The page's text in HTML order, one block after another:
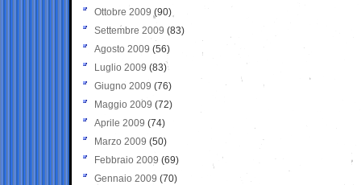
Ottobre 2009 (90)
Settembre 2009 (83)
Agosto 2009 (56)
Luglio 2009 (83)
Giugno 2009 (76)
Maggio 2009 (72)
Aprile 2009 (74)
Marzo 2009 (50)
Febbraio 2009 (69)
Gennaio 2009 (70)